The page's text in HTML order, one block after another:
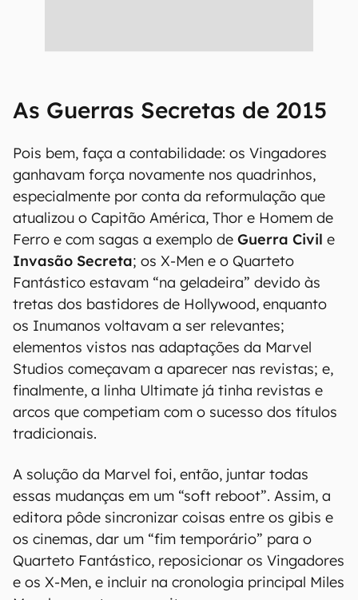
As Guerras Secretas de 2015
Pois bem, faça a contabilidade: os Vingadores
ganhavam força novamente nos quadrinhos,
especialmente por conta da reformulação que
atualizou o Capitão América, Thor e Homem de
Ferro e com sagas a exemplo de Guerra Civil e
Invasão Secreta; os X-Men e o Quarteto
Fantástico estavam “na geladeira” devido às
tretas dos bastidores de Hollywood, enquanto
os Inumanos voltavam a ser relevantes;
elementos vistos nas adaptações da Marvel
Studios começavam a aparecer nas revistas; e,
finalmente, a linha Ultimate já tinha revistas e
arcos que competiam com o sucesso dos títulos
tradicionais.
A solução da Marvel foi, então, juntar todas
essas mudanças em um “soft reboot”. Assim, a
editora pôde sincronizar coisas entre os gibis e
os cinemas, dar um “fim temporário” para o
Quarteto Fantástico, reposicionar os Vingadores
e os X-Men, e incluir na cronologia principal Miles